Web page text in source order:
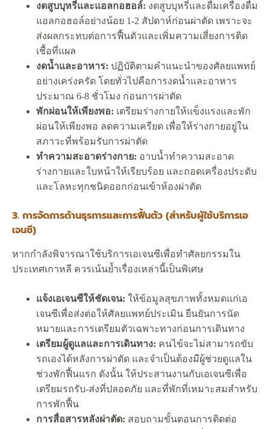
งดสูบบุหรี่และแอลกอฮอล์: งดสูบบุหรี่และดื่มเครื่องดื่ม
แอลกอฮอล์อย่างน้อย 1-2 สัปดาห์ก่อนผ่าตัด เพราะจะ
ส่งผลกระทบต่อการฟื้นตัวและเพิ่มความเสี่ยงการติด
เชื้อที่แผล
งดน้ำและอาหาร: ปฏิบัติตามคำแนะนำของศัลยแพทย์
อย่างเคร่งครัด โดยทั่วไปคือการงดน้ำและอาหาร
ประมาณ 6-8 ชั่วโมง ก่อนการผ่าตัด
พักผ่อนให้เพียงพอ: เตรียมร่างกายให้แข็งแรงและพัก
ผ่อนให้เพียงพอ ลดความเครียด เพื่อให้ร่างกายอยู่ใน
สภาวะที่พร้อมรับการผ่าตัด
ทำความสะอาดร่างกาย: อาบน้ำทำความสะอาด
ร่างกายและใบหน้าให้เรียบร้อย และถอดเครื่องประดับ
และโลหะทุกชนิดออกก่อนเข้าห้องผ่าตัด
3. การจัดการด้านธุรการและการฟื้นตัว (สำหรับผู้ใช้บริการเอ
เจนซี)
หากกำลังพิจารณาใช้บริการเอเจนซีเพื่อทำศัลยกรรมใน
ประเทศเกาหลี ควรเน้นย้ำเรื่องเหล่านี้เป็นพิเศษ
แจ้งเอเจนซีให้ชัดเจน: ให้ข้อมูลสุขภาพทั้งหมดแก่เอ
เจนซีเพื่อส่งต่อให้ศัลยแพทย์ประเมิน ยืนยันการนัด
หมายและการเตรียมตัวเฉพาะทางก่อนการเดินทาง
เตรียมผู้ดูแลและการเดินทาง: คนไข้จะไม่สามารถขับ
รถเองได้หลังการผ่าตัด และจำเป็นต้องมีผู้ช่วยดูแลใน
ช่วงพักฟื้นแรก ดังนั้น ให้ประสานงานกับเอเจนซีเพื่อ
เตรียมรถรับ-ส่งที่ปลอดภัย และที่พักที่เหมาะสมสำหรับ
การพักฟื้น
การสื่อสารหลังผ่าตัด: สอบถามขั้นตอนการติดต่อ